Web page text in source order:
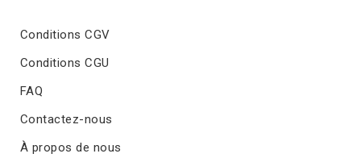
Conditions CGV
Conditions CGU
FAQ
Contactez-nous
À propos de nous